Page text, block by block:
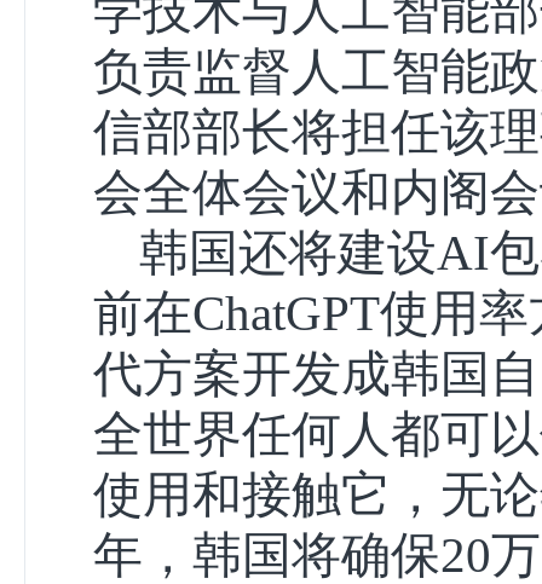
学技术与人工智能
负责监督人工智能
信部部长将担任该
会全体会议和内阁
韩国还将建设AI
前在ChatGPT使用
代方案开发成韩国
全世界任何人都可
使用和接触它，无
年，韩国将确保20